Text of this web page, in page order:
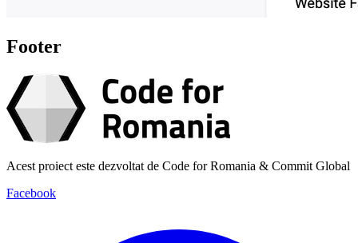
Footer
Acest proiect este dezvoltat de Code for Romania & Commit Global
Facebook